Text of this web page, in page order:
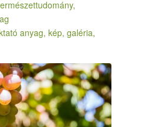
anyag, kép, galéria,